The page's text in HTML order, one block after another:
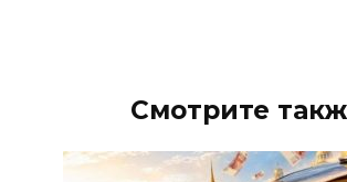
Смотрите